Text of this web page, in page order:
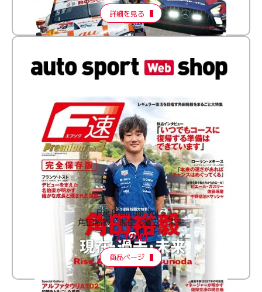
詳細を見る
F速 Premium Vol.3
角田裕毅 現在・過去・未来
2,100円
商品ページ